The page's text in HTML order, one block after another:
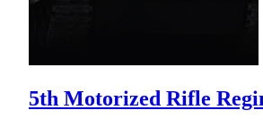
5th Motorized Rifle